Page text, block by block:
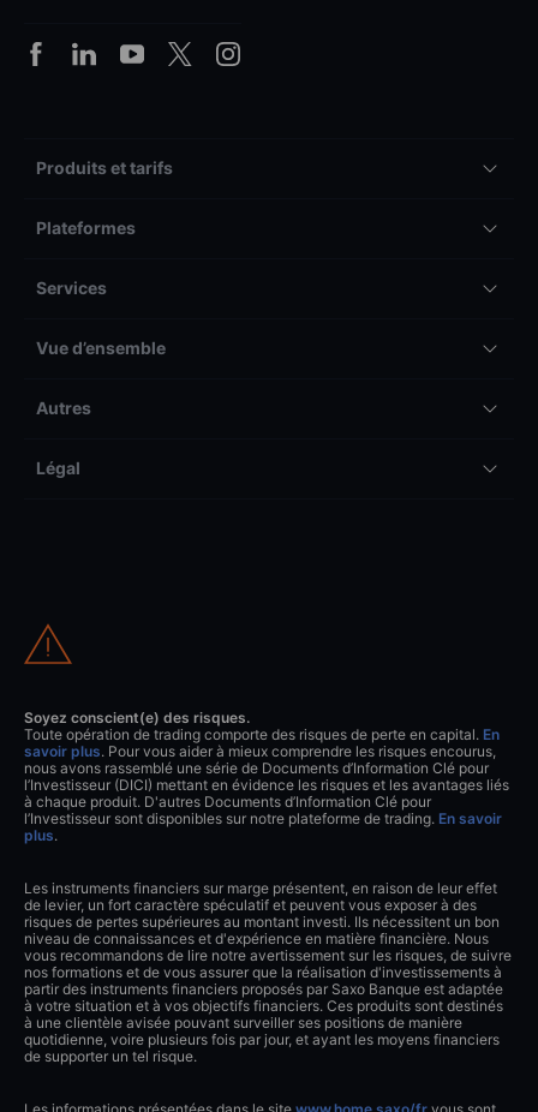
Produits et tarifs
Plateformes
Services
Vue d’ensemble
Autres
Légal
Soyez conscient(e) des risques.
Toute opération de trading comporte des risques de perte en capital. En
savoir plus. Pour vous aider à mieux comprendre les risques encourus,
nous avons rassemblé une série de Documents d’Information Clé pour
l’Investisseur (DICI) mettant en évidence les risques et les avantages liés
à chaque produit. D'autres Documents d’Information Clé pour
l’Investisseur sont disponibles sur notre plateforme de trading. En savoir
plus.
Les instruments financiers sur marge présentent, en raison de leur effet
de levier, un fort caractère spéculatif et peuvent vous exposer à des
risques de pertes supérieures au montant investi. Ils nécessitent un bon
niveau de connaissances et d'expérience en matière financière. Nous
vous recommandons de lire notre avertissement sur les risques, de suivre
nos formations et de vous assurer que la réalisation d'investissements à
partir des instruments financiers proposés par Saxo Banque est adaptée
à votre situation et à vos objectifs financiers. Ces produits sont destinés
à une clientèle avisée pouvant surveiller ses positions de manière
quotidienne, voire plusieurs fois par jour, et ayant les moyens financiers
de supporter un tel risque.